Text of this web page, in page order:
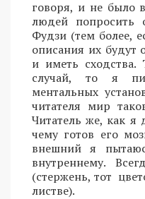
говоря, и не было
людей попросить
Фудзи (тем более,
описания их будут
и иметь сходства.
случай, то я
ментальных
читателя мир
Читатель же, как
чему готов его
внешний я
внутреннему.
(стержень, тот
листве).